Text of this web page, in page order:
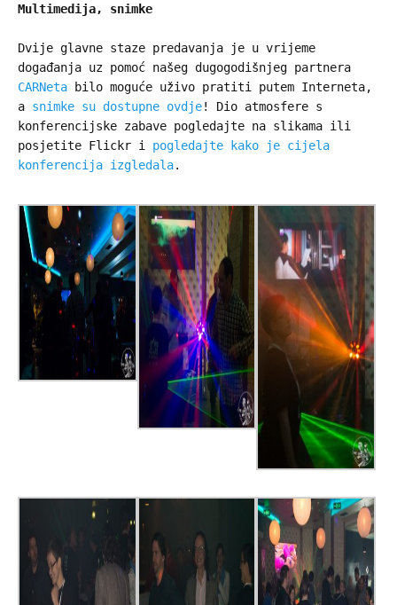
Multimedija, snimke
Dvije glavne staze predavanja je u vrijeme
događanja uz pomoć našeg dugogodišnjeg partnera
CARNeta
bilo moguće uživo pratiti putem Interneta,
a snimke su dostupne ovdje! Dio atmosfere s
konferencijske zabave pogledajte na slikama ili
posjetite Flickr i pogledajte kako je cijela
konferencija izgledala.